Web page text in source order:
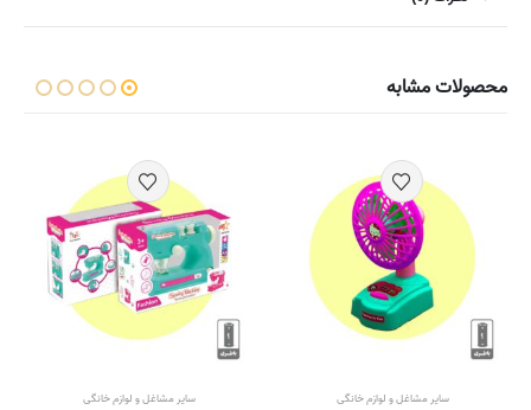
محصولات مشابه
سایر مشاغل و لوازم خانگی سایر مشاغل و لوازم خانگی